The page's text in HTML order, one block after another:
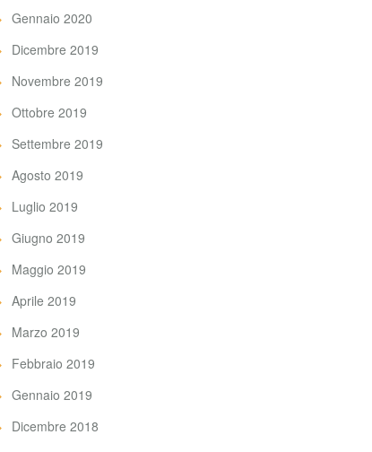
Gennaio 2020
Dicembre 2019
Novembre 2019
Ottobre 2019
Settembre 2019
Agosto 2019
Luglio 2019
Giugno 2019
Maggio 2019
Aprile 2019
Marzo 2019
Febbraio 2019
Gennaio 2019
Dicembre 2018